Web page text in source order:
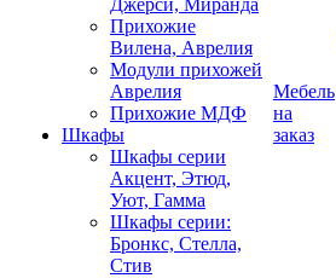
Джерси, Миранда
Прихожие
Вилена, Аврелия
Модули прихожей
Аврелия
Прихожие МДФ
Шкафы
Шкафы серии
Акцент, Этюд,
Уют, Гамма
Шкафы серии:
Бронкс, Стелла,
Стив
Мебель
на
заказ